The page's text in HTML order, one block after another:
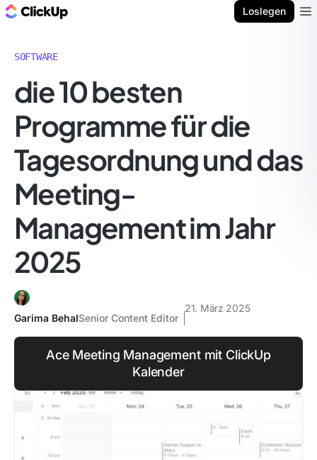
Loslegen
SOFTWARE
die 10 besten
Programme für die
Tagesordnung und das
Meeting-
Management im Jahr
2025
Garima BehalSenior Content Editor
21. März 2025
Ace Meeting Management mit ClickUp
Kalender